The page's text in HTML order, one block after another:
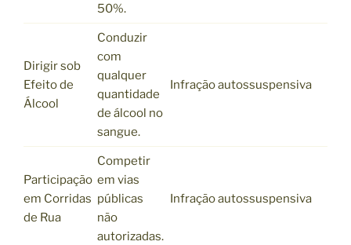
50%.
Dirigir sob
Efeito de
Álcool
Conduzir
com
qualquer
quantidade
de álcool no
sangue.
Infração autossuspensiva
Participação
em Corridas
de Rua
Competir
em vias
públicas
não
autorizadas.
Infração autossuspensiva